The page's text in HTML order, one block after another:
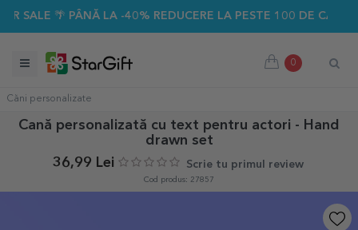
🌴 PÂNĂ LA -40% REDUCERE LA PESTE 100 DE CADOURI
0
Căni personalizate
Cană personalizată cu text pentru actori - Hand
drawn set
36,99 Lei
Scrie tu primul review
Cod produs: 27857